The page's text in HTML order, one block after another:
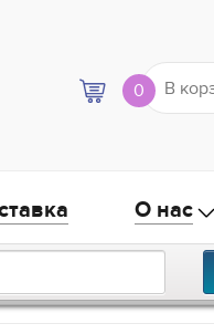
0 В
О нас